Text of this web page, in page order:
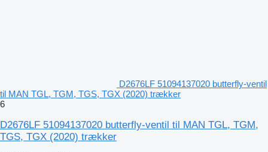
D2676LF 51094137020 butterfly-ventil
til MAN TGL, TGM, TGS, TGX (2020) trækker
6
D2676LF 51094137020 butterfly-ventil til MAN TGL, TGM,
TGS, TGX (2020) trækker